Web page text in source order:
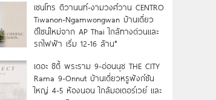
เซนโทร ติวานนท์-งามวงศ์วาน CENTRO
Tiwanon-Ngamwongwan บ้านเดี่ยว
ดีไซน์ใหม่จาก AP Thai ใกล้ทางด่วนและ
รถไฟฟ้า เริ่ม 12-16 ล้าน*
เดอะ ซิตี้ พระราม 9-อ่อนนุช THE CITY
Rama 9-Onnut บ้านเดี่ยวหรูฟังก์ชัน
ใหญ่ 4-5 ห้องนอน ใกล้มอเตอร์เวย์ และ